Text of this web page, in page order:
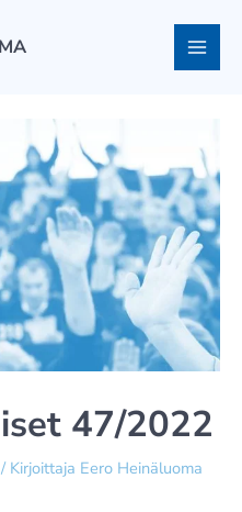
47/2022
/ Kirjoittaja Eero Heinäluoma